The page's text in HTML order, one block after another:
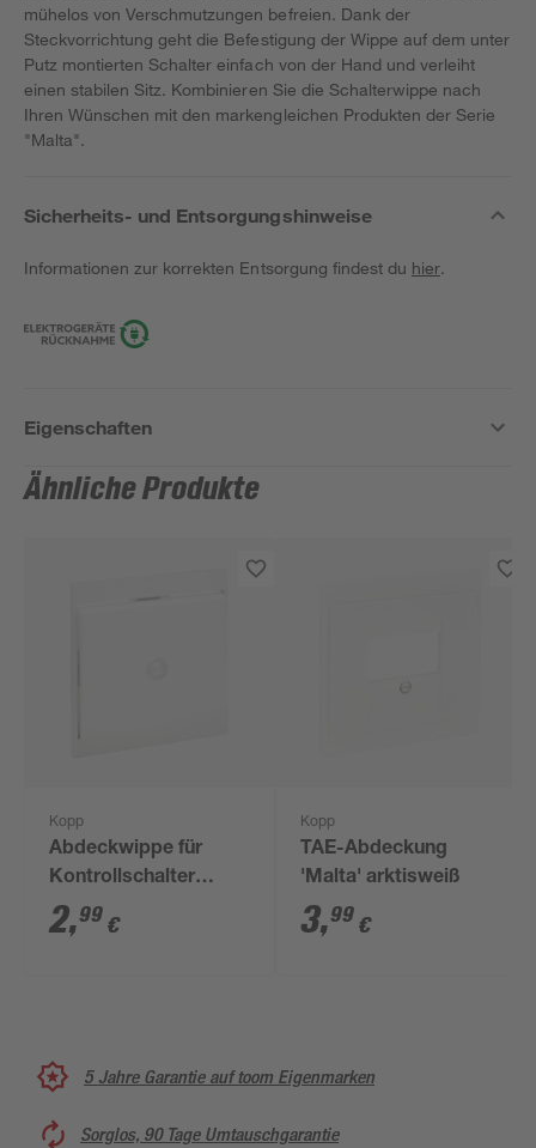
mühelos von Verschmutzungen befreien. Dank der
Steckvorrichtung geht die Befestigung der Wippe auf dem unter
Putz montierten Schalter einfach von der Hand und verleiht
einen stabilen Sitz. Kombinieren Sie die Schalterwippe nach
Ihren Wünschen mit den markengleichen Produkten der Serie
"Malta".
Sicherheits- und Entsorgungshinweise
Informationen zur korrekten Entsorgung findest du hier.
Eigenschaften
Ähnliche Produkte
Kopp
Abdeckwippe für
Kontrollschalter
'Malta' mit Rahmen
reinweiß
2,99 €
Kopp
TAE-Abdeckung
'Malta' arktisweiß
3,99 €
5 Jahre Garantie auf toom Eigenmarken
Sorglos, 90 Tage Umtauschgarantie